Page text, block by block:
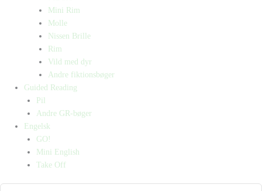
Mini Rim
Molle
Nissen Brille
Rim
Vild med dyr
Andre fiktionsbøger
Guided Reading
Pil
Andre GR-bøger
Engelsk
GO!
Mini English
Take Off